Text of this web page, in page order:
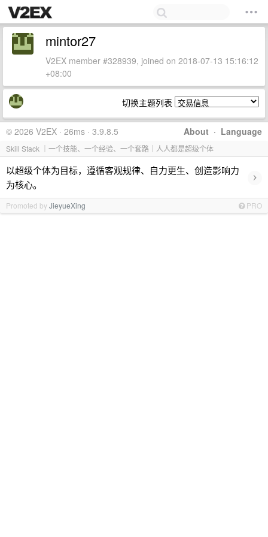
mintor27
V2EX member #328939, joined on 2018-07-13 15:16:12
+08:00
切换主题列表
About · Language
© 2026 V2EX · 26ms · 3.9.8.5
Skill Stack ｜一个技能、一个经验、一个套路｜人人都是超级个体
以超级个体为目标，遵循客观规律、自力更生、创造影响力
为核心。
›
Promoted byJieyueXing PRO